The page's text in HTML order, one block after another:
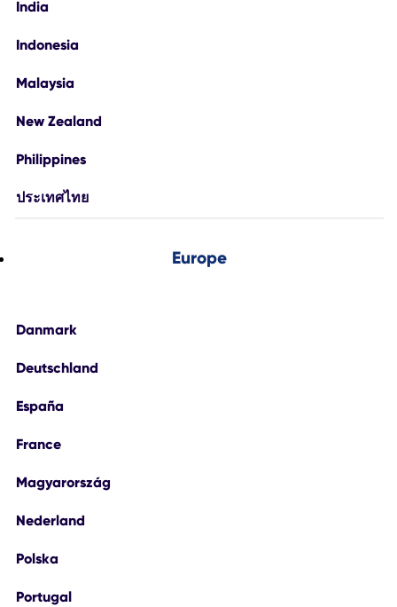
India
Indonesia
Malaysia
New Zealand
Philippines
ประเทศไทย
Europe
Danmark
Deutschland
España
France
Magyarország
Nederland
Polska
Portugal